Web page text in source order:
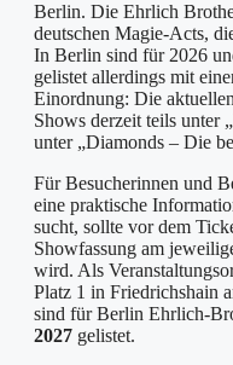
Berlin. Die Ehrlich
deutschen Magie-Acts,
In Berlin sind für 2026
gelistet allerdings mit
Einordnung: Die
Shows derzeit teils unter
unter „Diamonds – Die
Für Besucherinnen und
eine praktische
sucht, sollte vor dem
Showfassung am
wird. Als
Platz 1 in Friedrichshain
sind für Berlin Ehrlich-
2027 gelistet.